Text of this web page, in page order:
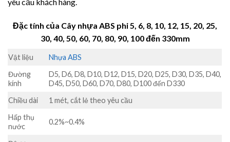
Đặc tính của Cây nhựa ABS phi 5, 6, 8, 10, 12, 15, 20, 25,
30, 40, 50, 60, 70, 80, 90, 100 đến 330mm
Vật liệu
Nhựa ABS
Đường
kính
D5, D6, D8, D10, D12, D15, D20, D25, D30, D35, D40,
D45, D50, D60, D70, D80, D100 đến D330
Chiều dài
1 mét, cắt lẻ theo yêu cầu
Hấp thụ
nước
0.2%~0.4%